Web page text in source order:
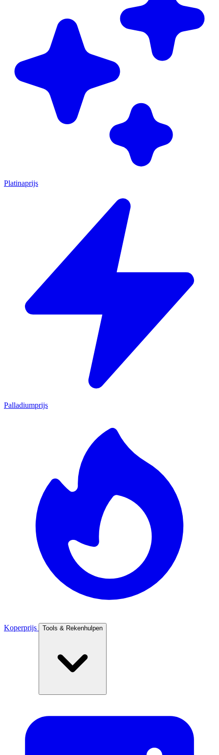
Platinaprijs
Palladiumprijs
Koperprijs Tools & Rekenhulpen